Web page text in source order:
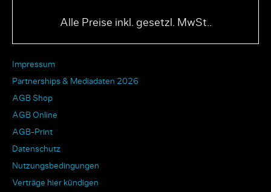
Alle Preise inkl. gesetzl. MwSt..
Impressum
Partnerships & Mediadaten 2026
AGB Shop
AGB Online
AGB-Print
Datenschutz
Nutzungsbedingungen
Verträge hier kündigen